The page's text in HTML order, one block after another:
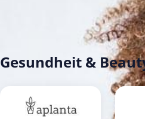
Gesundheit &